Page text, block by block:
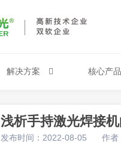
解决方案 核心产品
浅析手持激光焊接
发布时间：2022-08-05 作者